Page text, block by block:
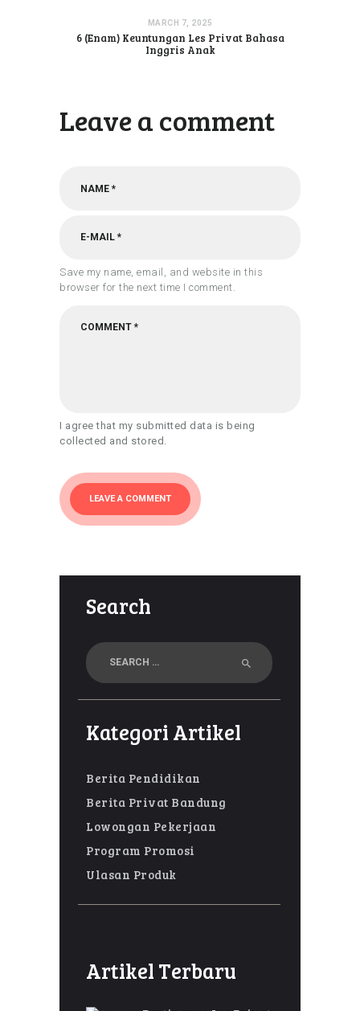
MARCH 7, 2025
6 (Enam) Keuntungan Les Privat Bahasa
Inggris Anak
Leave a comment
Save my name, email, and website in this
browser for the next time I comment.
I agree that my submitted data is being
collected and stored.
Search
Search
Kategori Artikel
Berita Pendidikan
Berita Privat Bandung
Lowongan Pekerjaan
Program Promosi
Ulasan Produk
Artikel Terbaru